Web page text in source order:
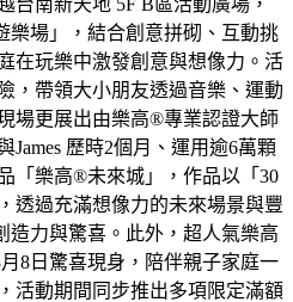
場」，結合創意拼砌、互動挑
在玩樂中激發創意與想像力。活
，帶領大小朋友透過音樂、運動
場更展出由樂高®專業認證大師
歷時2個月、運用逾6萬顆
「樂高®未來城」，作品以「30
透過充滿想像力的未來場景與豐
力與驚喜。此外，超人氣樂高
8日驚喜現身，陪伴親子家庭一
活動期間同步推出多項限定滿額